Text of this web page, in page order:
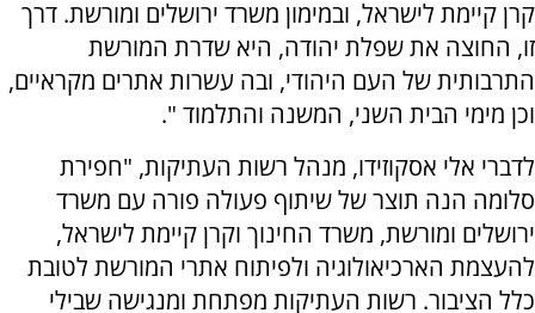
קרן קיימת לישראל, ובמימון משרד ירושלים ומורשת. דרך
זו, החוצה את שפלת יהודה, היא שדרת המורשת
התרבותית של העם היהודי, ובה עשרות אתרים מקראיים,
וכן מימי הבית השני, המשנה והתלמוד ".
לדברי אלי אסקוזידו, מנהל רשות העתיקות, "חפירת
סלומה הנה תוצר של שיתוף פעולה פורה עם משרד
ירושלים ומורשת, משרד החינוך וקרן קיימת לישראל,
להעצמת הארכיאולוגיה ולפיתוח אתרי המורשת לטובת
כלל הציבור. רשות העתיקות מפתחת ומנגישה שבילי